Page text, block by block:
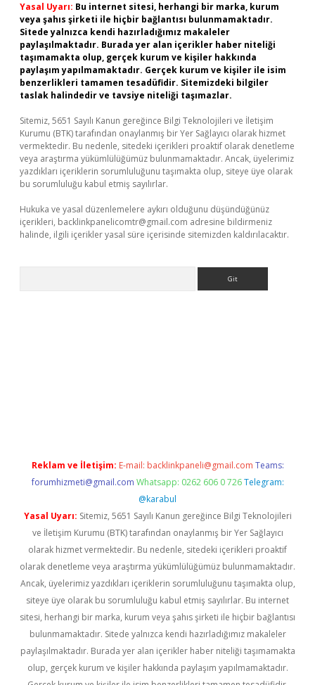
Yasal Uyarı: Bu internet sitesi, herhangi bir marka, kurum
veya şahıs şirketi ile hiçbir bağlantısı bulunmamaktadır.
Sitede yalnızca kendi hazırladığımız makaleler
paylaşılmaktadır. Burada yer alan içerikler haber niteliği
taşımamakta olup, gerçek kurum ve kişiler hakkında
paylaşım yapılmamaktadır. Gerçek kurum ve kişiler ile isim
benzerlikleri tamamen tesadüfidir. Sitemizdeki bilgiler
taslak halindedir ve tavsiye niteliği taşımazlar.
Sitemiz, 5651 Sayılı Kanun gereğince Bilgi Teknolojileri ve İletişim
Kurumu (BTK) tarafından onaylanmış bir Yer Sağlayıcı olarak hizmet
vermektedir. Bu nedenle, sitedeki içerikleri proaktif olarak denetleme
veya araştırma yükümlülüğümüz bulunmamaktadır. Ancak, üyelerimiz
yazdıkları içeriklerin sorumluluğunu taşımakta olup, siteye üye olarak
bu sorumluluğu kabul etmiş sayılırlar.
Hukuka ve yasal düzenlemelere aykırı olduğunu düşündüğünüz
içerikleri, backlinkpanelicomtr@gmail.com adresine bildirmeniz
halinde, ilgili içerikler yasal süre içerisinde sitemizden kaldırılacaktır.
Reklam ve İletişim: E-mail: backlinkpaneli@gmail.com Teams:
forumhizmeti@gmail.com Whatsapp: 0262 606 0 726 Telegram:
@karabul
Yasal Uyarı: Sitemiz, 5651 Sayılı Kanun gereğince Bilgi Teknolojileri
ve İletişim Kurumu (BTK) tarafından onaylanmış bir Yer Sağlayıcı
olarak hizmet vermektedir. Bu nedenle, sitedeki içerikleri proaktif
olarak denetleme veya araştırma yükümlülüğümüz bulunmamaktadır.
Ancak, üyelerimiz yazdıkları içeriklerin sorumluluğunu taşımakta olup,
siteye üye olarak bu sorumluluğu kabul etmiş sayılırlar. Bu internet
sitesi, herhangi bir marka, kurum veya şahıs şirketi ile hiçbir bağlantısı
bulunmamaktadır. Sitede yalnızca kendi hazırladığımız makaleler
paylaşılmaktadır. Burada yer alan içerikler haber niteliği taşımamakta
olup, gerçek kurum ve kişiler hakkında paylaşım yapılmamaktadır.